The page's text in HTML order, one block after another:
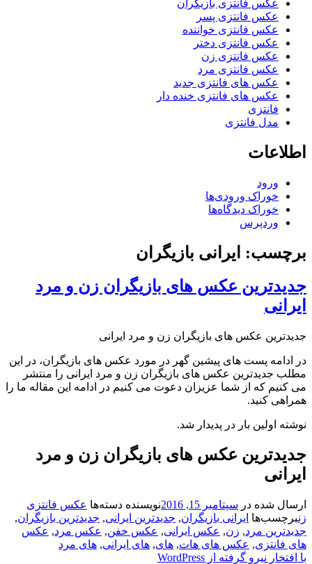
عکس فانتزی بازیگران
عکس فانتزی پسر
عکس فانتزی خواننده
عکس فانتزی دختر
عکس فانتزی زن
عکس فانتزی مرد
عکس های فانتزی جدید
عکس های فانتزی خنده دار
فانتزی
مدل فانتزی
اطلاعات
ورود
خوراک ورودی‌ها
خوراک دیدگاه‌ها
وردپرس
برچسب: ایرانی بازیگران
جدیدترین عکس های بازیگران زن و مرد
ایرانی
جدیدترین عکس های بازیگران زن و مرد ایرانی
در ادامه پست های پیشین گهر در مورد عکس های بازیگران، در این
مطلب جدیدترین عکس های بازیگران زن و مرد ایرانی را منتشر
می کنیم که از شما عزیزان دعوت می کنیم در ادامه این مقاله ما را
همراهی کنید.
نوشته اولین بار در پدیدار شد.
جدیدترین عکس های بازیگران زن و مرد
ایرانی
ارسال شده در سپتامبر 15, 2016 نویسنده دسته‌ها عکس فانتزی
زنبرچسب‌ها ایرانی بازیگران, جدیدترین ایرانی, جدیدترین بازیگران,
جدیدترین مرد, زن, عکس ایرانی, عکس خفن, عکس مرد, عکس
های فانتزی, عکس های هات, های, های ایرانی, های مرد
با افتخار نیرو گرفته از WordPress